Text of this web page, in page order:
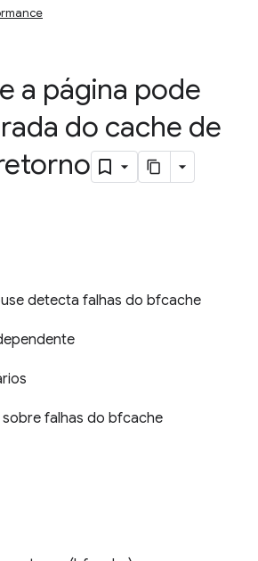
a página pode
do cache de
detecta falhas do bfcache
falhas do bfcache